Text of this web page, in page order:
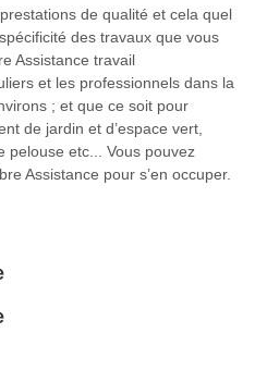
de qualité et cela quel
des travaux que vous
Assistance travail
et les professionnels dans la
; et que ce soit pour
de jardin et d’espace vert,
pelouse etc... Vous pouvez
Assistance pour s’en occuper.